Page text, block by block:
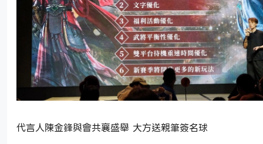
代言人陳金鋒與會共襄盛舉 大方送親筆簽名球